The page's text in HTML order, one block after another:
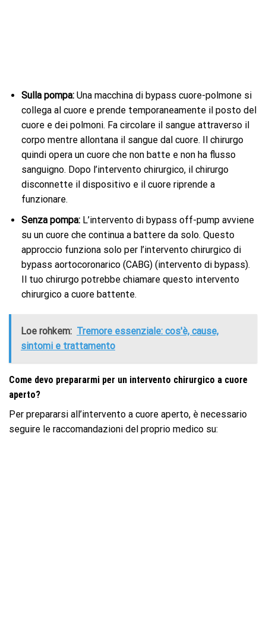
Sulla pompa: Una macchina di bypass cuore-polmone si
collega al cuore e prende temporaneamente il posto del
cuore e dei polmoni. Fa circolare il sangue attraverso il
corpo mentre allontana il sangue dal cuore. Il chirurgo
quindi opera un cuore che non batte e non ha flusso
sanguigno. Dopo l’intervento chirurgico, il chirurgo
disconnette il dispositivo e il cuore riprende a
funzionare.
Senza pompa:L’intervento di bypass off-pump avviene
su un cuore che continua a battere da solo. Questo
approccio funziona solo per l’intervento chirurgico di
bypass aortocoronarico (CABG) (intervento di bypass).
Il tuo chirurgo potrebbe chiamare questo intervento
chirurgico a cuore battente.
Loe rohkem: Tremore essenziale: cos'è, cause,
sintomi e trattamento
Come devo prepararmi per un intervento chirurgico a cuore
aperto?
Per prepararsi all’intervento a cuore aperto, è necessario
seguire le raccomandazioni del proprio medico su: